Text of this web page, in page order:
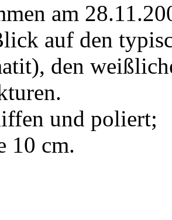
am
auf den
den
und poliert;
10 cm.